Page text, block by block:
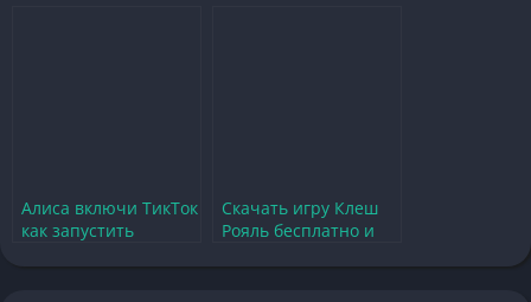
Алиса включи ТикТок
как запустить
Скачать игру Клеш
Рояль бесплатно и